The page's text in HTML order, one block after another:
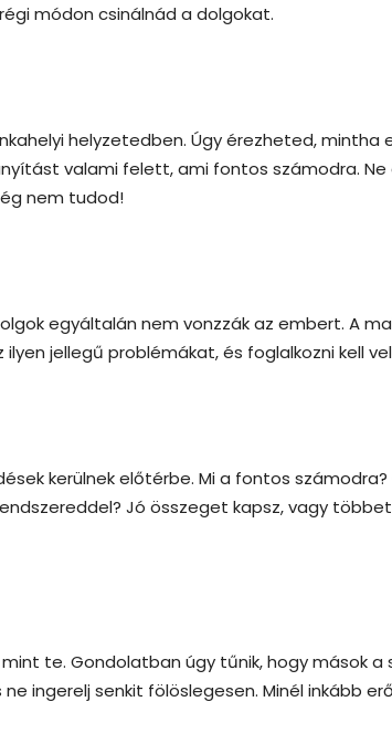
módon csinálnád a dolgokat.
helyzetedben. Úgy érezheted, mintha
valami felett, ami fontos számodra.
nem tudod!
egyáltalán nem vonzzák az embert. A
jellegű problémákat, és foglalkozni kell
kerülnek előtérbe. Mi a fontos
Jó összeget kapsz, vagy
te. Gondolatban úgy tűnik, hogy mások
ingerelj senkit fölöslegesen. Minél inkább